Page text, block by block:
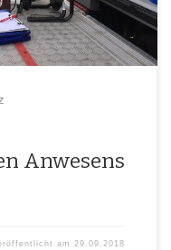
Anwesens
am29.09.2018